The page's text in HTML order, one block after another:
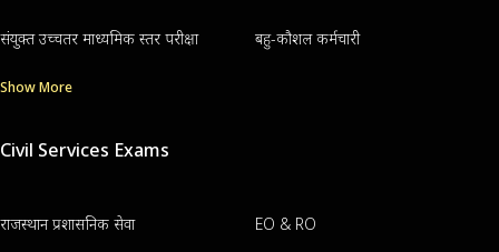
संयुक्त उच्चतर माध्यमिक स्तर परीक्षा बहु-कौशल कर्मचारी
Show More
Civil Services Exams
राजस्थान प्रशासनिक सेवा EO & RO